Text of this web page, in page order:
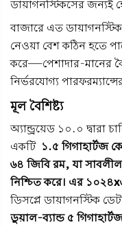
ডায়াগনস্টিকসের জন্যই
বাজারে এত
নেওয়া বেশ কঠিন হতে
করে—পেশাদার-মানের
নির্ভরযোগ্য
মূল বৈশিষ্ট্য
অ্যান্ড্রয়েড ১০.০ দ্বারা
একটি ১.৫ গিগাহার্টজ
৬৪ জিবি রম, যা সাবলীল
নিশ্চিত করে। এর
ডিসপ্লেডায়াগনস্টিক
ডুয়াল-ব্যান্ড ৫